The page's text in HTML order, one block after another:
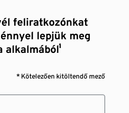
feliratkozónkat
lepjük meg
alkalmából¹
* Kötelezően kitöltendő mező